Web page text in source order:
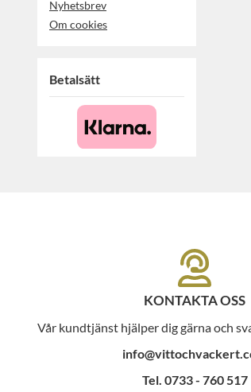
Nyhetsbrev
Om cookies
Betalsätt
KONTAKTA OSS
Vår kundtjänst hjälper dig gärna och
Tel. 0733 - 760 517